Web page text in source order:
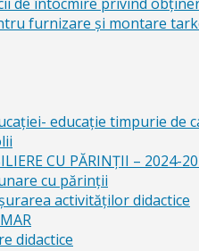
furnizare și montare
educație timpurie de
CU PĂRINȚII – 2024-
cu părinții
activităților didactice
didactice